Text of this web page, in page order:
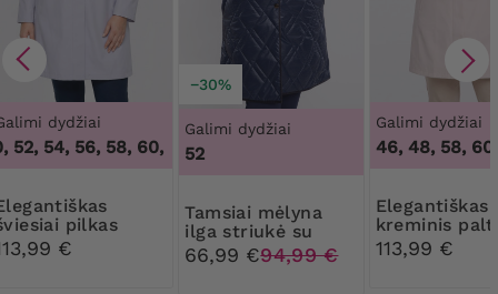
dydžiai
54, 56, 58, 60, 62 ,48, 50, 52, 54, 56, 58, 60, 62
pilkas
€
−30%
Galimi dydžiai
52
Tamsiai mėlyna
ilga striukė su
kailiu
66,99 €94,99 €
Galimi dydžiai
46, 48, 58,
Elegantiškas
kreminis
113,99 €